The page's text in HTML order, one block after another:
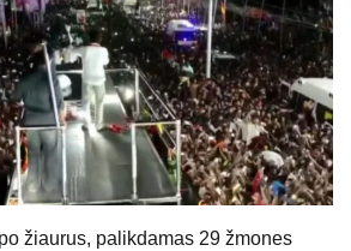
žiaurus, palikdamas 29 žmones